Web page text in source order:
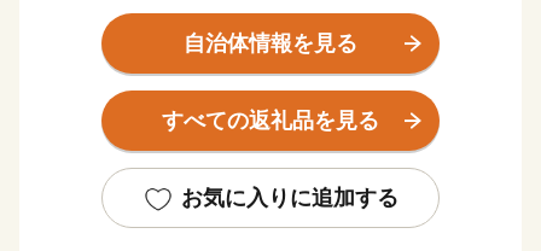
名古屋市や中部国際空港へのアクセスにも恵まれ、暮ら
しやすい住環境が整っています。
また、徳川家康の生母「於大の方」が暮らした地として
自治体情報を見る
すべての返礼品を見る
お気に入りに追加する